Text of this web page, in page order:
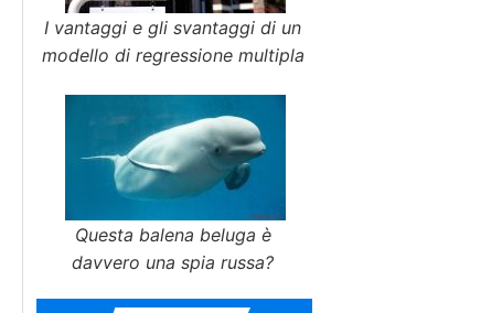
I vantaggi e gli svantaggi di un
modello di regressione multipla
Questa balena beluga è
davvero una spia russa?